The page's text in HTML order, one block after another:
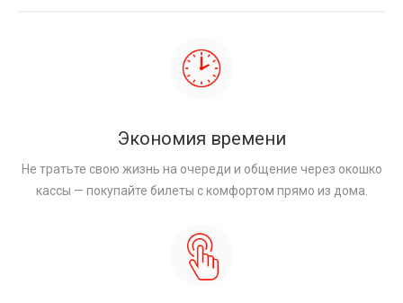
Экономия времени
Не тратьте свою жизнь на очереди и общение через окошко
кассы — покупайте билеты с комфортом прямо из дома.